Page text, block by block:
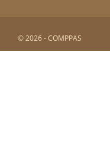
© 2026 - COMPPAS